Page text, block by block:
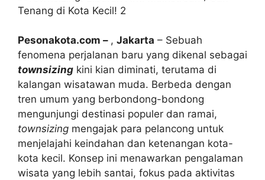
Pesonakota.com – , Jakarta – Sebuah
fenomena perjalanan baru yang dikenal sebagai
townsizing kini kian diminati, terutama di
kalangan wisatawan muda. Berbeda dengan
tren umum yang berbondong-bondong
mengunjungi destinasi populer dan ramai,
townsizing mengajak para pelancong untuk
menjelajahi keindahan dan ketenangan kota-
kota kecil. Konsep ini menawarkan pengalaman
wisata yang lebih santai, fokus pada aktivitas